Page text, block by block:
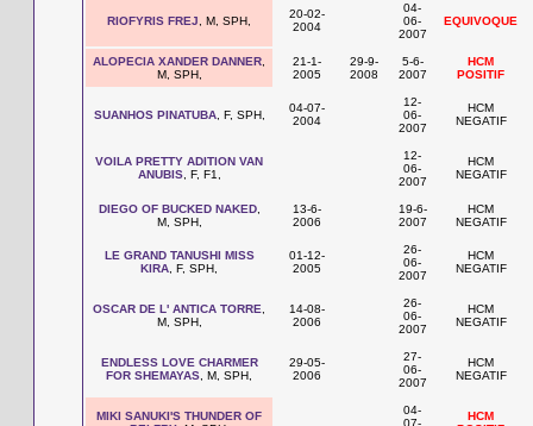
RIOFYRIS FREJ , M, SPH,
20-02-
2004
04-
06-
2007
EQUIVOQUE
ALOPECIA XANDER DANNER
M, SPH,
21-1-
2005
29-9-
2008
5-6-
2007
HCM
POSITIF
SUANHOS PINATUBA, F, SPH,
04-07-
2004
12-
06-
2007
HCM
NEGATIF
VOILA PRETTY ADITION VAN
ANUBIS, F, F1,
12-
06-
2007
HCM
NEGATIF
DIEGO OF BUCKED NAKED,
M, SPH,
13-6-
2006
19-6-
2007
HCM
NEGATIF
LE GRAND TANUSHI MISS
KIRA , F, SPH,
01-12-
2005
26-
06-
2007
HCM
NEGATIF
OSCAR DE L' ANTICA TORRE
M, SPH,
14-08-
2006
26-
06-
2007
HCM
NEGATIF
ENDLESS LOVE CHARMER
FOR SHEMAYAS , M, SPH,
29-05-
2006
27-
06-
2007
HCM
NEGATIF
MIKI SANUKI'S THUNDER OF
04-
07-
HCM